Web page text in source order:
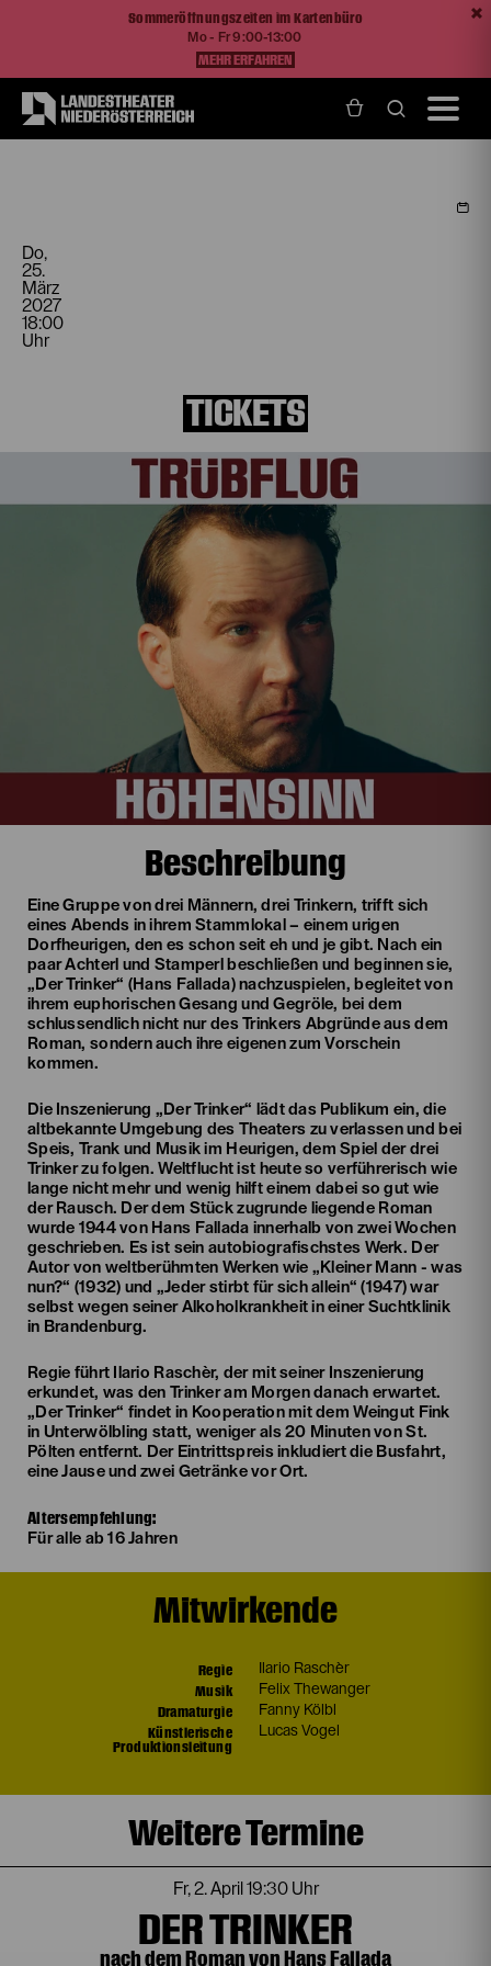
Sommeröffnungszeiten im Kartenbüro
Mo - Fr 9:00-13:00
MEHR ERFAHREN
Do,
25.
März
2027
18:00
Uhr
TICKETS
Beschreibung
Eine Gruppe von drei Männern, drei Trinkern, trifft sich
eines Abends in ihrem Stammlokal – einem urigen
Dorfheurigen, den es schon seit eh und je gibt. Nach ein
paar Achterl und Stamperl beschließen und beginnen sie,
„Der Trinker“ (Hans Fallada) nachzuspielen, begleitet von
ihrem euphorischen Gesang und Gegröle, bei dem
schlussendlich nicht nur des Trinkers Abgründe aus dem
Roman, sondern auch ihre eigenen zum Vorschein
kommen.
Die Inszenierung „Der Trinker“ lädt das Publikum ein, die
altbekannte Umgebung des Theaters zu verlassen und bei
Speis, Trank und Musik im Heurigen, dem Spiel der drei
Trinker zu folgen. Weltflucht ist heute so verführerisch wie
lange nicht mehr und wenig hilft einem dabei so gut wie
der Rausch. Der dem Stück zugrunde liegende Roman
wurde 1944 von Hans Fallada innerhalb von zwei Wochen
geschrieben. Es ist sein autobiografischstes Werk. Der
Autor von weltberühmten Werken wie „Kleiner Mann - was
nun?“ (1932) und „Jeder stirbt für sich allein“ (1947) war
selbst wegen seiner Alkoholkrankheit in einer Suchtklinik
in Brandenburg.
Regie führt Ilario Raschèr, der mit seiner Inszenierung
erkundet, was den Trinker am Morgen danach erwartet.
„Der Trinker“ findet in Kooperation mit dem Weingut Fink
in Unterwölbling statt, weniger als 20 Minuten von St.
Pölten entfernt. Der Eintrittspreis inkludiert die Busfahrt,
eine Jause und zwei Getränke vor Ort.
Altersempfehlung:
Für alle ab 16 Jahren
Mitwirkende
Regie Ilario Raschèr
Musik Felix Thewanger
Dramaturgie Fanny Kölbl
Künstlerische
Produktionsleitung
Lucas Vogel
Weitere Termine
Fr, 2. April 19:30 Uhr
DER TRINKER
nach dem Roman von Hans Fallada